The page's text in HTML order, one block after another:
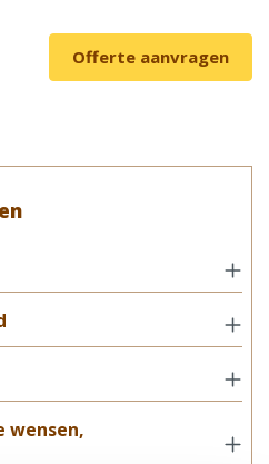
Offerte aanvragen
wensen,